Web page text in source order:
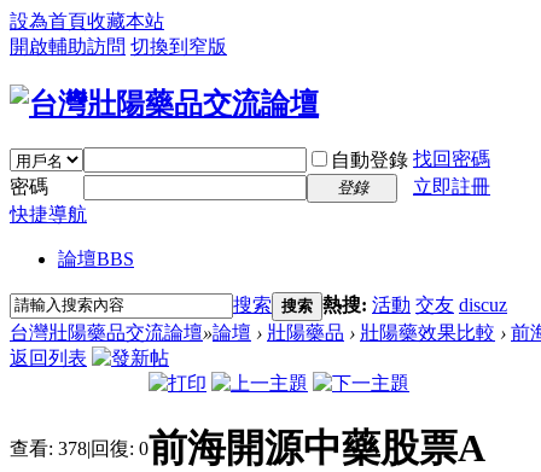
設為首頁收藏本站
開啟輔助訪問 切換到窄版
自動登錄 找回密碼
密碼
登錄
立即註冊
快捷導航
論壇BBS
搜索 搜索 熱搜: 活動 交友 discuz
台灣壯陽藥品交流論壇»論壇 › 壯陽藥品 › 壯陽藥效果比較 › 前
返回列表
查看: 378|回復: 0前海開源中藥股票A